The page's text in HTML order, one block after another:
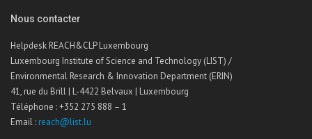
Nous contacter
Helpdesk REACH&CLP Luxembourg
Luxembourg Institute of Science and Technology (LIST) /
Environmental Research & Innovation Department (ERIN)
41, rue du Brill | L-4422 Belvaux | Luxembourg
Téléphone : +352 275 888 – 1
Email : reach@list.lu